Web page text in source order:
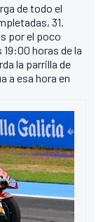
de todo el
31.
por el poco
horas de la
la parrilla de
a esa hora en